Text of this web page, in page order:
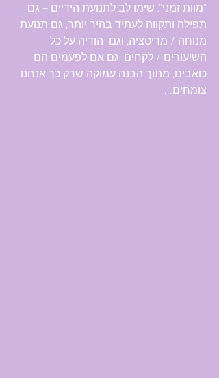
"מוות זמני". שימו לב לתנועת הידיים – גם
תפילה ותקווה לעתיד בהיר יותר, גם תנועת
מנוחה / מדיטציה, וגם  הודיה על כל
השיעורים / לקחים, גם אם לפעמים הם
כואבים, מתוך הבנה עמוקה שרק כך אנחנו
צומחים...